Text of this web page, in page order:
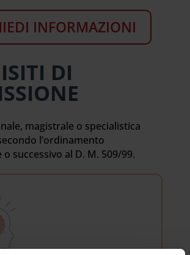
INFORMAZIONI
DI
magistrale o specialistica
l’ordinamento
successivo al D. M. 509/99.